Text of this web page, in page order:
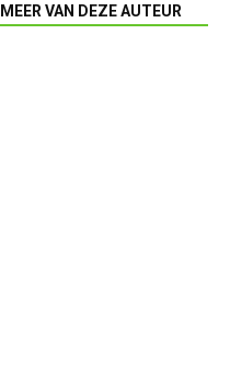
MEER VAN DEZE AUTEUR